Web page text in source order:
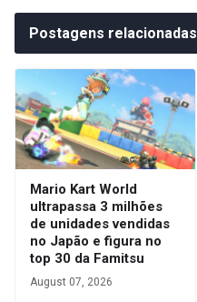
Postagens relacionadas
Mario Kart World
ultrapassa 3 milhões
de unidades vendidas
no Japão e figura no
top 30 da Famitsu
August 07, 2026